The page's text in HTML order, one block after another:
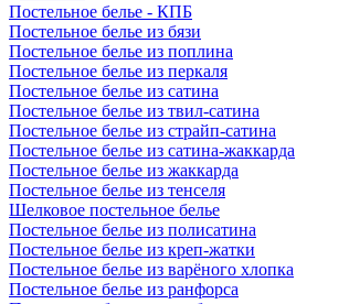
Постельное белье - КПБ
Постельное белье из бязи
Постельное белье из поплина
Постельное белье из перкаля
Постельное белье из сатина
Постельное белье из твил-сатина
Постельное белье из страйп-сатина
Постельное белье из сатина-жаккарда
Постельное белье из жаккарда
Постельное белье из тенселя
Шелковое постельное белье
Постельное белье из полисатина
Постельное белье из креп-жатки
Постельное белье из варёного хлопка
Постельное белье из ранфорса